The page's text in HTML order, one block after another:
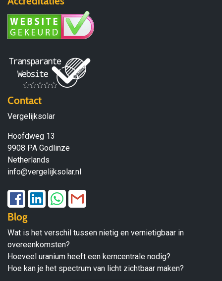
Contact
Vergelijksolar
Hoofdweg 13
9908 PA Godlinze
Netherlands
info@vergelijksolar.nl
Blog
Wat is het verschil tussen nietig en vernietigbaar in
overeenkomsten?
Hoeveel uranium heeft een kerncentrale nodig?
Hoe kan je het spectrum van licht zichtbaar maken?